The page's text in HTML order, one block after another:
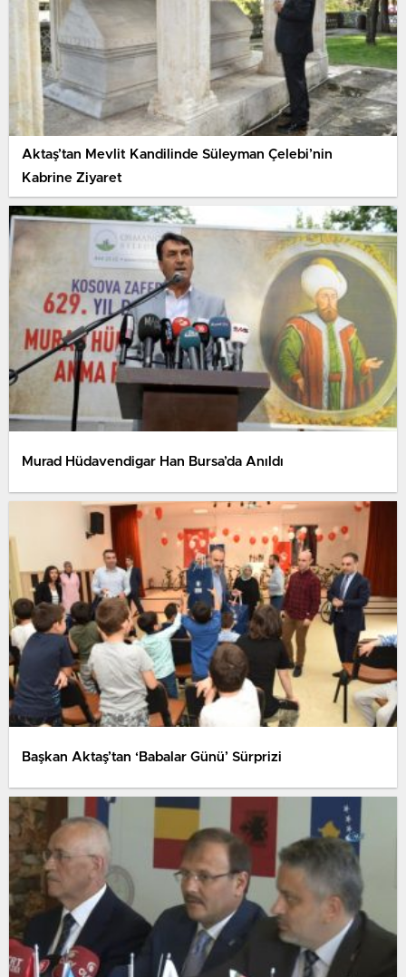
Aktaş’tan Mevlit Kandilinde Süleyman Çelebi’nin
Kabrine Ziyaret
Murad Hüdavendigar Han Bursa’da Anıldı
Başkan Aktaş’tan ‘Babalar Günü’ Sürprizi